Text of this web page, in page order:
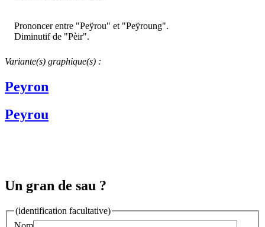
Prononcer entre "Peÿrou" et "Peÿroung".
Diminutif de "Pèir".
Variante(s) graphique(s) :
Peyron
Peyrou
Un gran de sau ?
(identification facultative)